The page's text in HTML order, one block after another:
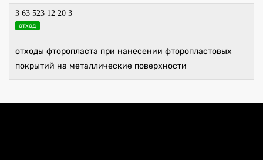
3 63 523 12 20 3
отход
отходы фторопласта при нанесении фторопластовых
покрытий на металлические поверхности